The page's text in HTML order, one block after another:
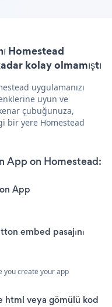
Homestead
kolay olmamıştı
uygulamanızı
uyun ve
çubuğunuza,
bir yere Homestead
App on Homestead:
App
embed pasajını
you create your app
html veya gömülü kod